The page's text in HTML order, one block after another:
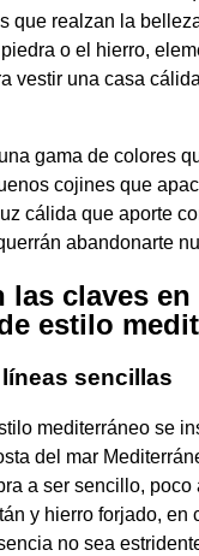
que realzan la
o el hierro,
vestir una casa
gama de colores
cojines que
cálida que aporte
abandonarte
las claves en
estilo
sencillas
mediterráneo se
del mar
a ser sencillo, poco
y hierro forjado, en
no sea